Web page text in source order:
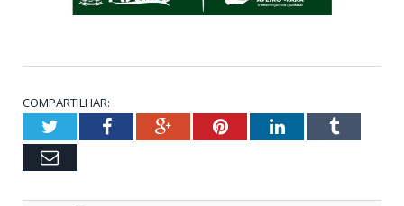
COMPARTILHAR:
TwitterFacebookGoogle+PinterestLinkedInTumblr
Email